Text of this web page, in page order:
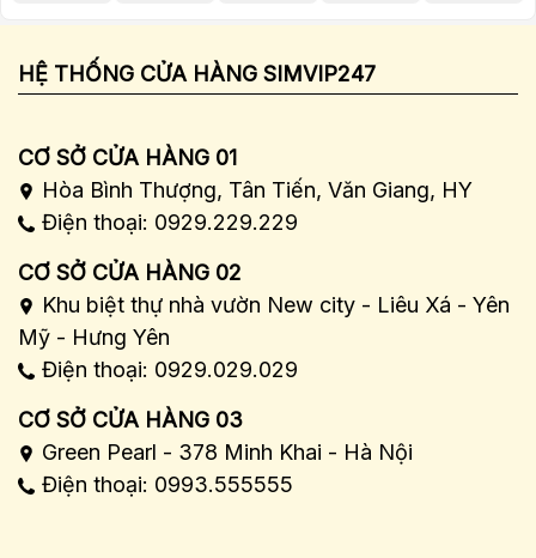
HỆ THỐNG CỬA HÀNG SIMVIP247
CƠ SỞ CỬA HÀNG 01
Hòa Bình Thượng, Tân Tiến, Văn Giang, HY
Điện thoại: 0929.229.229
CƠ SỞ CỬA HÀNG 02
Khu biệt thự nhà vườn New city - Liêu Xá - Yên
Mỹ - Hưng Yên
Điện thoại: 0929.029.029
CƠ SỞ CỬA HÀNG 03
Green Pearl - 378 Minh Khai - Hà Nội
Điện thoại: 0993.555555